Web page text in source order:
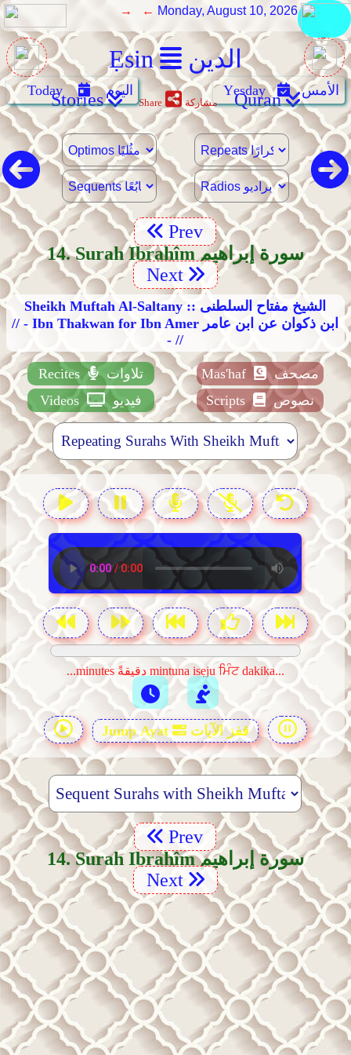
Ẹsin الدين
→ ← Monday, August 10, 2026
Today اليوم Yẹsday الأمس Stories Share مشاركة Quran
Prev
14. Surah Ibrahîm سورة إبراهيم
Next
Sheikh Muftah Al-Saltany :: الشيخ مفتاح السلطنى
// - Ibn Thakwan for Ibn Amer ابن ذكوان عن ابن عامر
- //
Recites تلاوات Mas'haf
مصحف
Videos
فيديو Scripts نصوص
...minutes دقيقةً mintuna isẹju ਮਿੰਟ dakika...
Jump Ayat قفز الآيات
Prev
14. Surah Ibrahîm سورة إبراهيم
Next